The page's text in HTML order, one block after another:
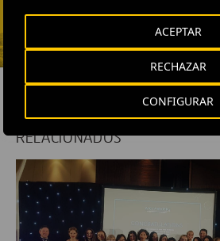
CONFIGURAR
RECHAZAR
ACEPTAR
ENVIAR CORREO
RELACIONADOS